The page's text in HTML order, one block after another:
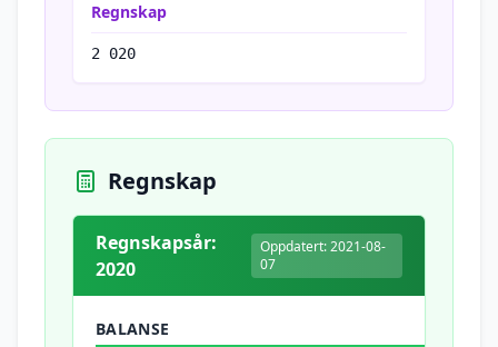
Regnskap
2 020
Regnskap
Regnskapsår:
2020
Oppdatert: 2021-08-
07
BALANSE